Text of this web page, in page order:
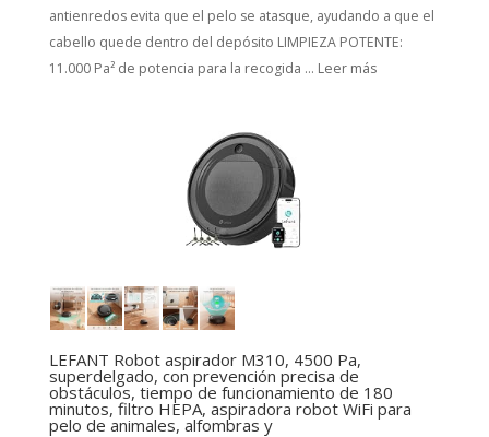
antienredos evita que el pelo se atasque, ayudando a que el
cabello quede dentro del depósito LIMPIEZA POTENTE:
11.000 Pa² de potencia para la recogida ... Leer más
LEFANT Robot aspirador M310, 4500 Pa,
superdelgado, con prevención precisa de
obstáculos, tiempo de funcionamiento de 180
minutos, filtro HEPA, aspiradora robot WiFi para
pelo de animales, alfombras y